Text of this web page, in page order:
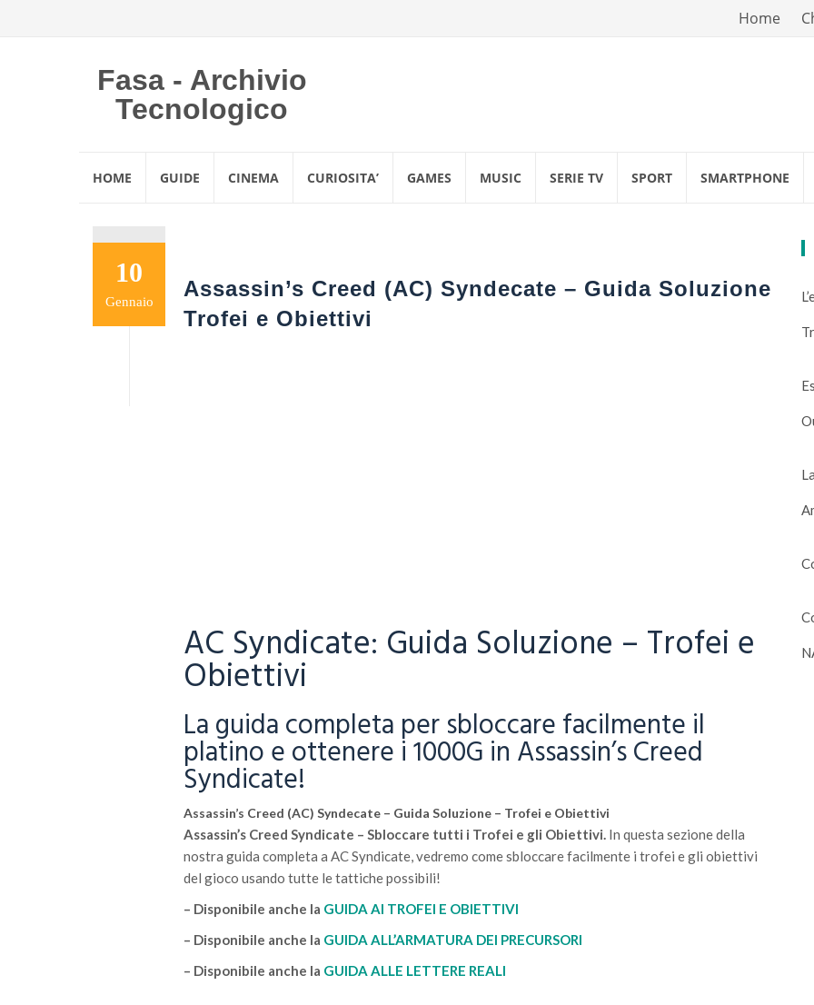
Vai
Home
Fasa - Archivio
Tecnologico
HOME GUIDE CINEMA CURIOSITA’ GAMES MUSIC SERIE TV SPORT SMARTPHONE
10
Gennaio
Assassin’s Creed (AC) Syndecate – Guida Soluzione
Trofei e Obiettivi
AC Syndicate: Guida Soluzione – Trofei e
Obiettivi
La guida completa per sbloccare facilmente il
platino e ottenere i 1000G in Assassin’s Creed
Syndicate!
Assassin’s Creed (AC) Syndecate – Guida Soluzione – Trofei e Obiettivi
Assassin’s Creed Syndicate – Sbloccare tutti i Trofei e gli Obiettivi. In questa sezione della
nostra guida completa a AC Syndicate, vedremo come sbloccare facilmente i trofei e gli obiettivi
del gioco usando tutte le tattiche possibili!
– Disponibile anche la GUIDA AI TROFEI E OBIETTIVI
– Disponibile anche la GUIDA ALL’ARMATURA DEI PRECURSORI
– Disponibile anche la GUIDA ALLE LETTERE REALI